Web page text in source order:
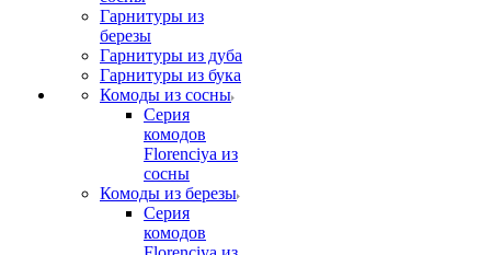
Гарнитуры из
березы
Гарнитуры из дуба
Гарнитуры из бука
Комоды из сосны
Серия
комодов
Florenciya из
сосны
Комоды из березы
Серия
комодов